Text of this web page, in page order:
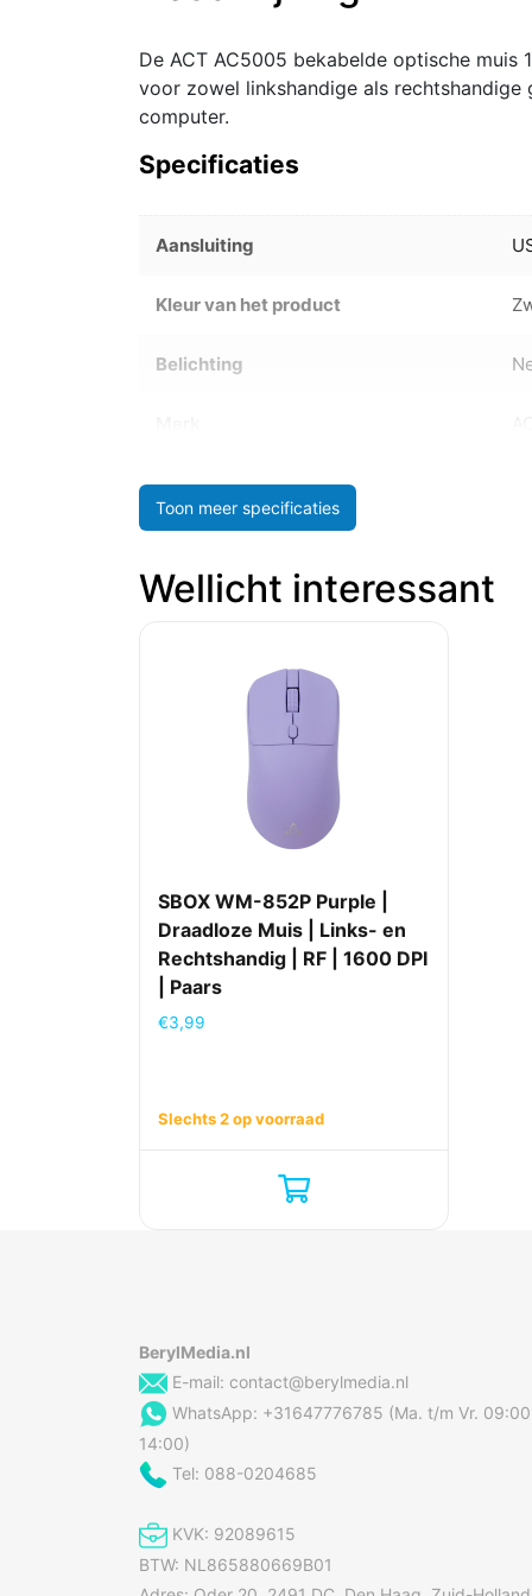
De ACT AC5005 bekabelde optische muis
voor zowel linkshandige als
computer.
Specificaties
Aansluiting
Kleur van het product
Belichting
Toon meer specificaties
Wellicht interessant
SBOX WM-852P Purple |
Draadloze Muis | Links- en
Rechtshandig | RF | 1600 DPI
| Paars
€3,99
Slechts 2 op voorraad
BerylMedia.nl
E-mail: contact@berylmedia.nl
WhatsApp: +31647776785 (Ma. t/m Vr.
14:00)
Tel: 088-0204685
KVK: 92089615
BTW: NL865880669B01